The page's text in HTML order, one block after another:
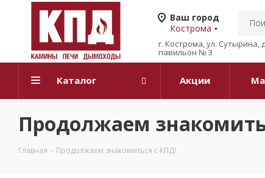
Ваш город
Кострома
г. Кострома, ул. Сутырина,
павильон № 3
Каталог Акции
Продолжаем
Главная - Продолжаем знакомиться с КПД!